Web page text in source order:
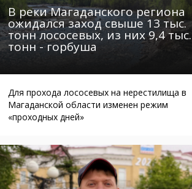
Браконьеры
В реки Магаданского региона
ожидался заход свыше 13 тыс.
тонн лососевых, из них 9,4 тыс.
тонн - горбуша
Для прохода лососевых на нерестилища в
Магаданской области изменен режим
«проходных дней»